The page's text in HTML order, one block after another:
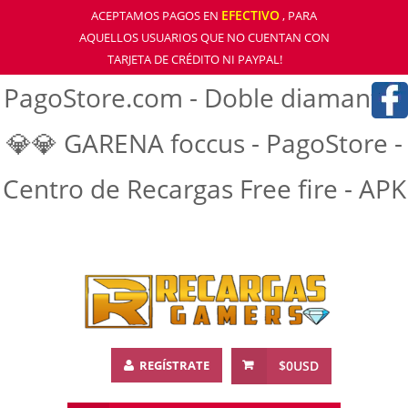
ACEPTAMOS PAGOS EN EFECTIVO, PARA
AQUELLOS USUARIOS QUE NO CUENTAN CON
TARJETA DE CRÉDITO NI PAYPAL!
PagoStore.com - Doble diamantre
💎💎 GARENA foccus - PagoStore -
Centro de Recargas Free fire - APK
$0USD
REGÍSTRATE